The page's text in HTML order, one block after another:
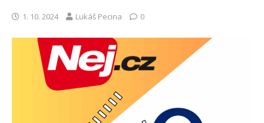
1. 10. 2024 Lukáš Pecina 0